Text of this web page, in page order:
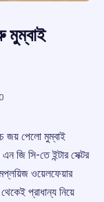
মুম্বাই
জয় পেলো মুম্বাই
জি সি-তে ইন্টার সেক্টর
ওয়েলফেয়ার
প্রাধান্য নিয়ে